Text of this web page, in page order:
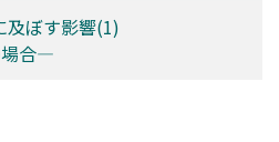
及ぼす影響(1)
合―